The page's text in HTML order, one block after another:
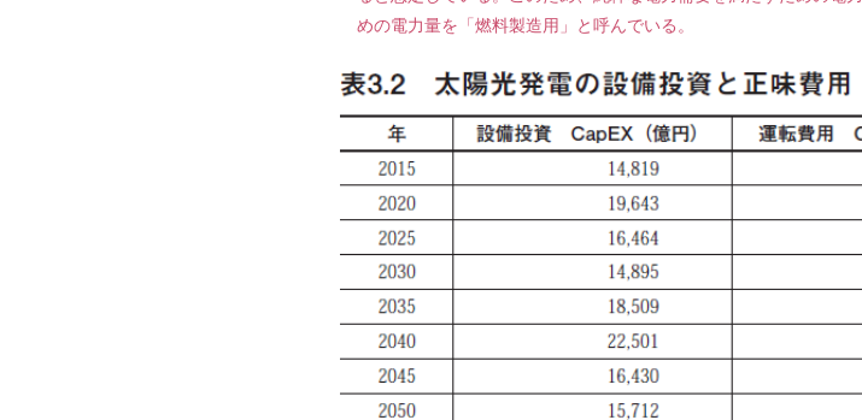
めの電力量を「燃料製造用」と呼んでいる。